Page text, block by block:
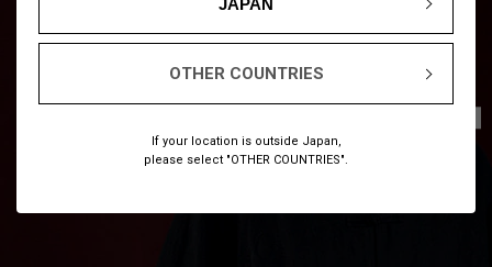
OTHER COUNTRIES
If your location is outside Japan,
please select "OTHER COUNTRIES".